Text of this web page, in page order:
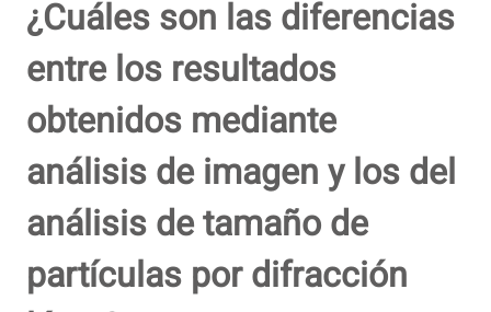
¿Cuáles son las diferencias
entre los resultados
obtenidos mediante
análisis de imagen y los del
análisis de tamaño de
partículas por difracción